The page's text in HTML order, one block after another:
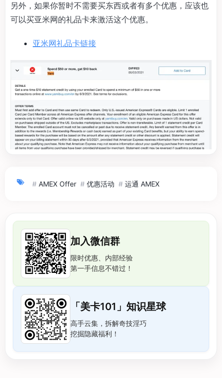
另外，如果你暂时不需要买东西或者有多个优惠，应该也
可以买亚米网的礼品卡来激活这个优惠。
亚米网礼品卡链接
# AMEX Offer # 优惠活动 # 运通 AMEX
加入微信群
限时优惠、内部经验
第一手信息不错过！
「美卡101」知识星球
高手云集，拆解奇技淫巧
挖掘隐藏福利！